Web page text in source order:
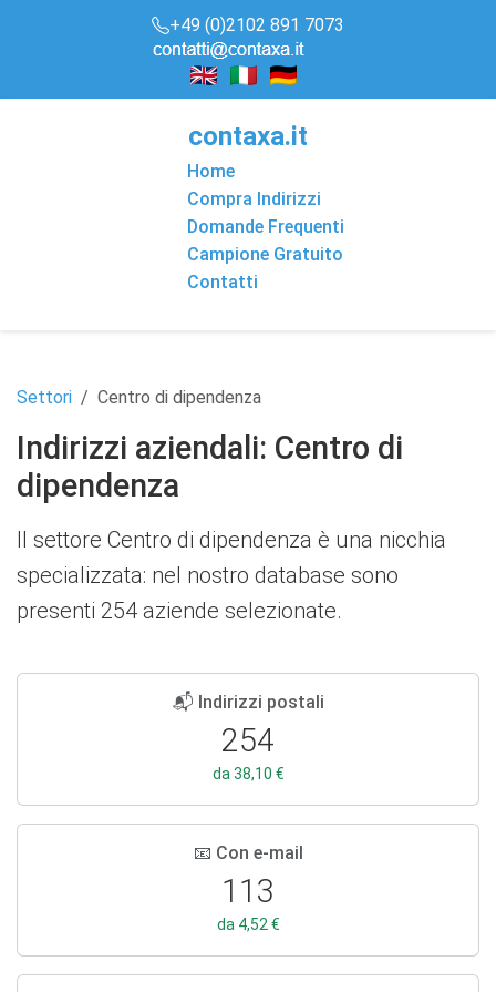
+49 (0)2102 891 7073
contaxa.it
Home
Compra Indirizzi
Domande Frequenti
Campione Gratuito
Contatti
Settori Centro di dipendenza
Indirizzi aziendali: Centro di
dipendenza
Il settore Centro di dipendenza è una nicchia
specializzata: nel nostro database sono
presenti 254 aziende selezionate.
📬 Indirizzi postali
254
da 38,10 €
📧 Con e-mail
113
da 4,52 €